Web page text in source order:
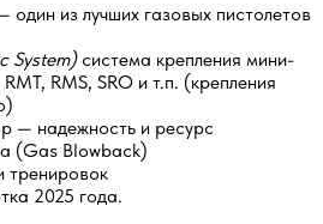
из лучших газовых пистолетов
System) система крепления мини-
RMS, SRO и т.п. (крепления
— надежность и ресурс
(Gas Blowback)
тренировок
2025 года.